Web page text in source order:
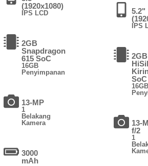
(1920x1080)
IPS LCD
2GB
Snapdragon
615 SoC
16GB
Penyimpanan
13-MP
1
Belakang
Kamera
3000
mAh
5.2"
IPS
2GB
SoC
16GB
13-
f/2
1